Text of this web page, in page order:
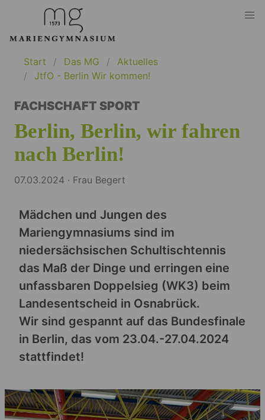
Start Das MG
Aktuelles
JtfO - Berlin Wir kommen!
FACHSCHAFT SPORT
Berlin, Berlin, wir fahren
nach Berlin!
07.03.2024 · Frau Begert
Mädchen und Jungen des
Mariengymnasiums sind im
niedersächsischen Schultischtennis
das Maß der Dinge und erringen eine
unfassbaren Doppelsieg (WK3) beim
Landesentscheid in Osnabrück.
Wir sind gespannt auf das Bundesfinale
in Berlin, das vom 23.04.-27.04.2024
stattfindet!